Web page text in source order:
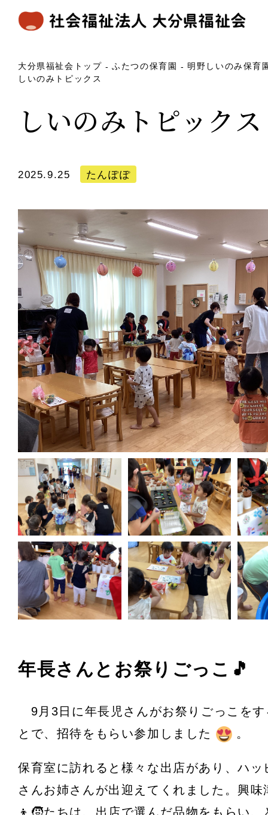
大分県福祉会トップ ふたつの保育園
明野しいのみ保育
しいのみトピックス
しいのみトピックス
2025.9.25 たんぽぽ
年長さんとお祭りごっこ🎵
9月3日に年長児さんがお祭りごっこをす
とで、招待をもらい参加しました
。
保育室に訪れると様々な出店があり、ハッ
さんお姉さんが出迎えてくれました。興味
👦🧒たちは、出店で選んだ品物をもらい